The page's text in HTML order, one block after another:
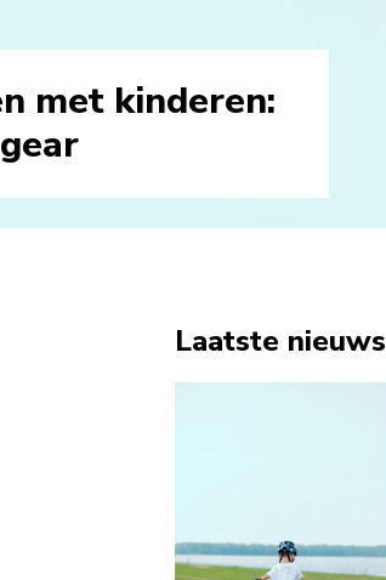
met kinderen:
Laatste nieuws